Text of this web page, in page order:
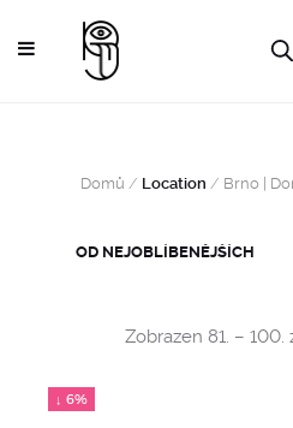
Domů / Location / Brno |
Zobrazen 81. –
↓ 6%